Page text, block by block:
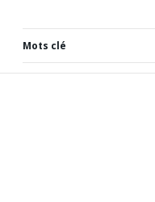
Mots clé